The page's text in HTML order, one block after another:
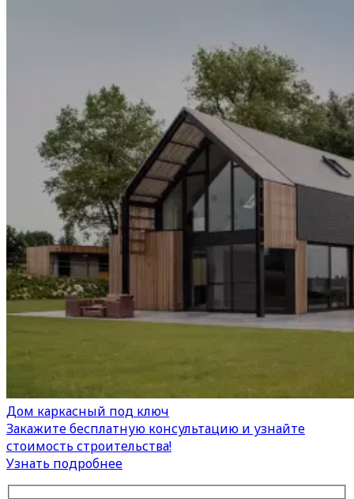
Дом каркасный под ключ
Закажите бесплатную консультацию и узнайте
стоимость строительства!
Узнать подробнее